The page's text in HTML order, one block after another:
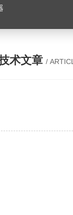
术文章 /